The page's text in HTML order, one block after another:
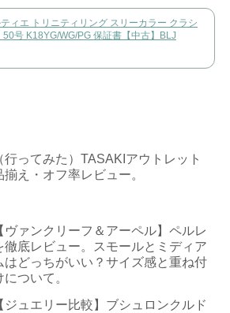
ィエ トリニティリング スリーカラー クラシ
50号 K18YG/WG/PG 保証書【中古】BLJ
行ってみた）TASAKIアウトレット
揃え・オフ率レビュー。
ヴァンクリーフ＆アーペル】ペルレ
徹底レビュー。スモールとミディア
はどっちがいい？サイズ感と重ね付
について。
ジュエリー比較】ブシュロンクルド